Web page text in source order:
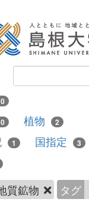
植物 2
1 国指定 3
質鉱物 タグ